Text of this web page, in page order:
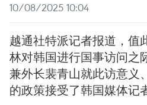
10/08/2025 10:04
越通社特派记者报道，值
林对韩国进行国事访问之
兼外长裴青山就此访意义
的政策接受了韩国媒体记